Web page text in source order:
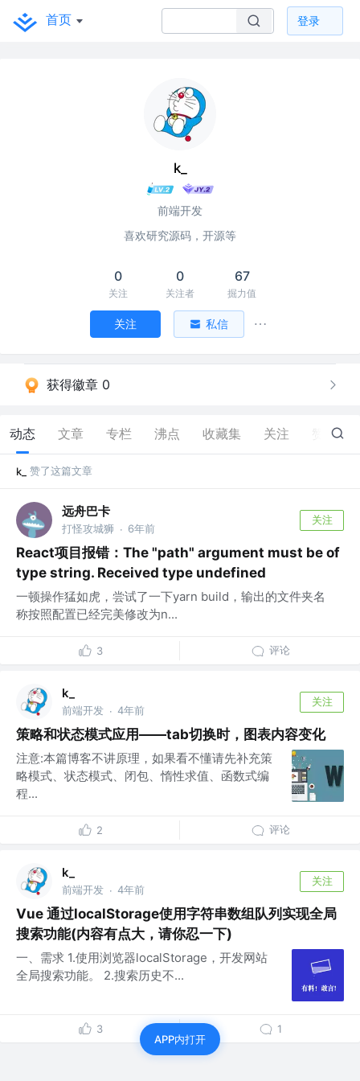
首页 登录
k_
前端开发
喜欢研究源码，开源等
0
关注
0
关注者
67
掘力值
关注 私信
获得徽章 0
动态 文章 专栏 沸点 收藏集 关注 1
k_ 赞了这篇文章
远舟巴卡
打怪攻城狮 · 6年前
关注
React项目报错：The "path" argument must be of
type string. Received type undefined
一顿操作猛如虎，尝试了一下yarn build，输出的文件夹名
称按照配置已经完美修改为n...
3 评论
k_
前端开发 · 4年前
关注
策略和状态模式应用——tab切换时，图表内容变化
注意:本篇博客不讲原理，如果看不懂请先补充策
略模式、状态模式、闭包、惰性求值、函数式编
程...
2 评论
k_
前端开发 · 4年前
关注
Vue 通过localStorage使用字符串数组队列实现全局
搜索功能(内容有点大，请你忍一下)
一、需求 1.使用浏览器localStorage，开发网站
全局搜索功能。 2.搜索历史不...
3
1
APP内打开